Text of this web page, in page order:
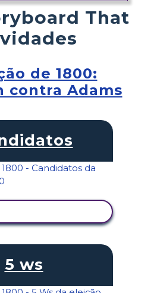
That
de 1800:
contra Adams
5 ws